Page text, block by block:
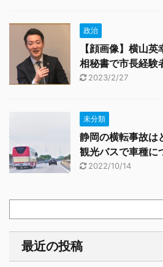
政治
【顔画像】横山
相秘書で市長経験
2023/2/27
未分類
静岡の横転事故は
観光バスで車種に
2022/10/14
最近の投稿